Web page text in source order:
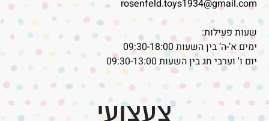
rosenfeld.toys1934@gmail.com
שעות פעילות:
ימים א’-ה’ בין השעות 09:30-18:00
יום ו' וערבי חג בין השעות 09:30-13:00